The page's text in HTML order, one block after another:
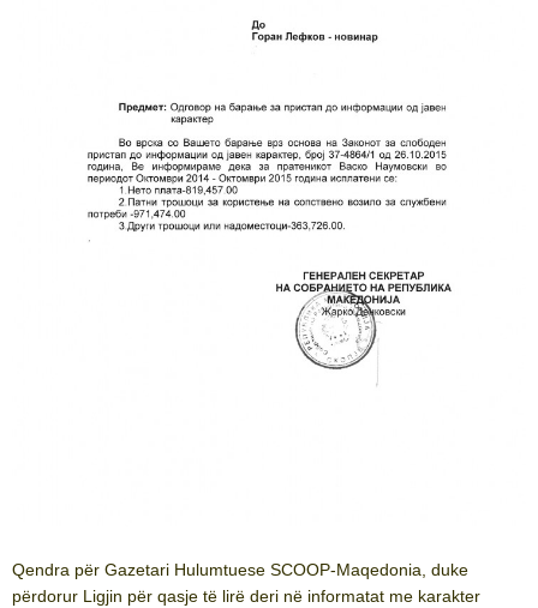
Qendra për Gazetari Hulumtuese SCOOP-Maqedonia, duke
përdorur Ligjin për qasje të lirë deri në informatat me karakter